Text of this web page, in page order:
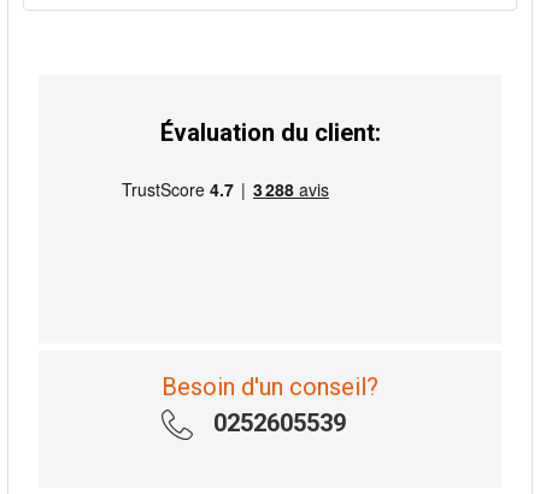
Évaluation du client:
Besoin d'un conseil?
0252605539